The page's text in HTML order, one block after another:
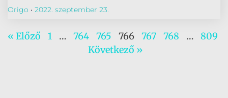
Origo 2022. szeptember 23.
« Előző 1 … 764 765 766 767 768 …
809
Következő »